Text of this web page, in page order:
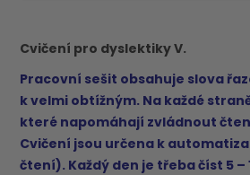
Cvičení pro dyslektiky V.
Pracovní sešit obsahuje slova
k velmi obtížným. Na každé
které napomáhají zvládnout
Cvičení jsou určena k
čtení). Každý den je třeba číst 5 –